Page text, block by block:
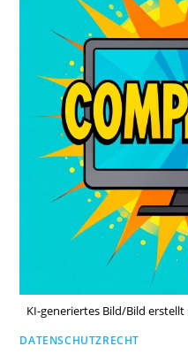
KI-generiertes Bild/Bild
DATENSCHUTZRECHT